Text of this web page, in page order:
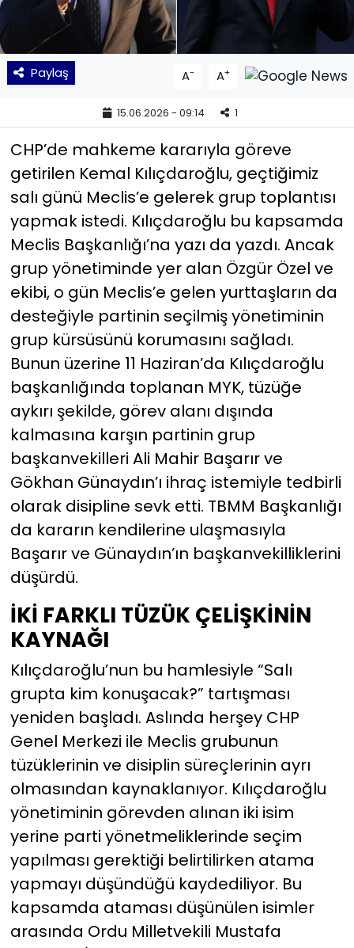
Paylaş A- A+
15.06.2026 - 09:14 1
CHP’de mahkeme kararıyla göreve
getirilen Kemal Kılıçdaroğlu, geçtiğimiz
salı günü Meclis’e gelerek grup toplantısı
yapmak istedi. Kılıçdaroğlu bu kapsamda
Meclis Başkanlığı’na yazı da yazdı. Ancak
grup yönetiminde yer alan Özgür Özel ve
ekibi, o gün Meclis’e gelen yurttaşların da
desteğiyle partinin seçilmiş yönetiminin
grup kürsüsünü korumasını sağladı.
Bunun üzerine 11 Haziran’da Kılıçdaroğlu
başkanlığında toplanan MYK, tüzüğe
aykırı şekilde, görev alanı dışında
kalmasına karşın partinin grup
başkanvekilleri Ali Mahir Başarır ve
Gökhan Günaydın’ı ihraç istemiyle tedbirli
olarak disipline sevk etti. TBMM Başkanlığı
da kararın kendilerine ulaşmasıyla
Başarır ve Günaydın’ın başkanvekilliklerini
düşürdü.
İKİ FARKLI TÜZÜK ÇELİŞKİNİN
KAYNAĞI
Kılıçdaroğlu’nun bu hamlesiyle “Salı
grupta kim konuşacak?” tartışması
yeniden başladı. Aslında herşey CHP
Genel Merkezi ile Meclis grubunun
tüzüklerinin ve disiplin süreçlerinin ayrı
olmasından kaynaklanıyor. Kılıçdaroğlu
yönetiminin görevden alınan iki isim
yerine parti yönetmeliklerinde seçim
yapılması gerektiği belirtilirken atama
yapmayı düşündüğü kaydediliyor. Bu
kapsamda ataması düşünülen isimler
arasında Ordu Milletvekili Mustafa
TEKNOLOJİ
Yaşam
YEREL POLİTİKA
YEREL YÖNETİMLER
Yurt